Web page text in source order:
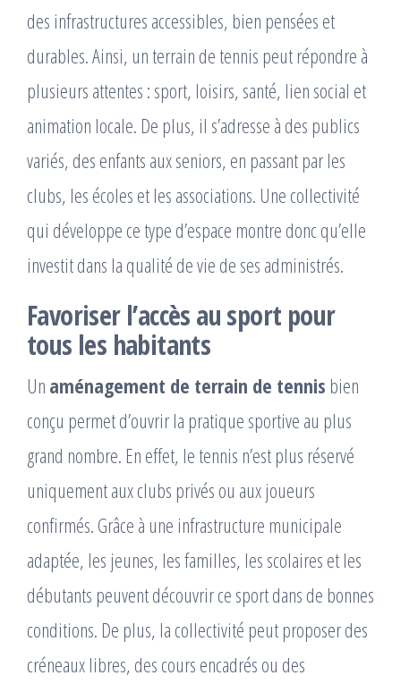
des infrastructures accessibles, bien pensées et
durables. Ainsi, un terrain de tennis peut répondre à
plusieurs attentes : sport, loisirs, santé, lien social et
animation locale. De plus, il s’adresse à des publics
variés, des enfants aux seniors, en passant par les
clubs, les écoles et les associations. Une collectivité
qui développe ce type d’espace montre donc qu’elle
investit dans la qualité de vie de ses administrés.
Favoriser l’accès au sport pour
tous les habitants
Un aménagement de terrain de tennis bien
conçu permet d’ouvrir la pratique sportive au plus
grand nombre. En effet, le tennis n’est plus réservé
uniquement aux clubs privés ou aux joueurs
confirmés. Grâce à une infrastructure municipale
adaptée, les jeunes, les familles, les scolaires et les
débutants peuvent découvrir ce sport dans de bonnes
conditions. De plus, la collectivité peut proposer des
créneaux libres, des cours encadrés ou des